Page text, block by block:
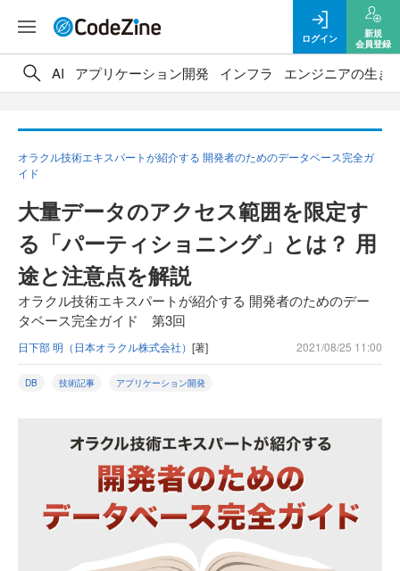
ログイン
新規
会員登録
AI アプリケーション開発 インフラ エンジニアの生き
オラクル技術エキスパートが紹介する 開発者のためのデータベース完全ガ
イド
大量データのアクセス範囲を限定す
る「パーティショニング」とは？ 用
途と注意点を解説
オラクル技術エキスパートが紹介する 開発者のためのデー
タベース完全ガイド 第3回
日下部 明（日本オラクル株式会社） [著] 2021/08/25 11:00
DB 技術記事 アプリケーション開発